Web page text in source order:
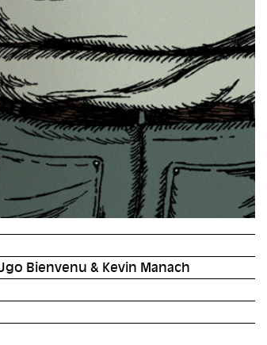
Bienvenu & Kevin Manach